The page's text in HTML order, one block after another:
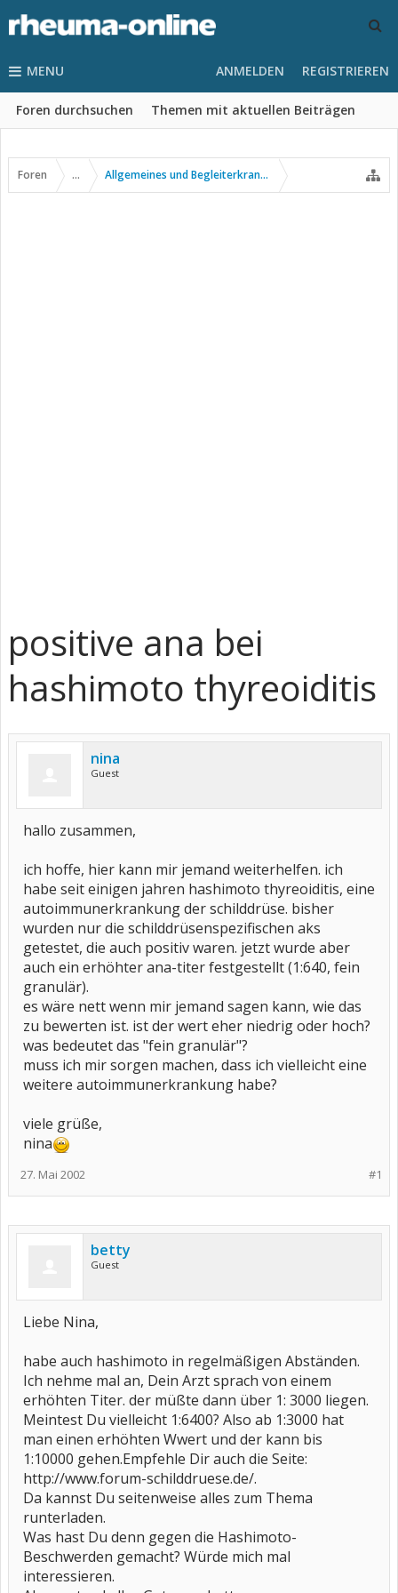
MENU
Foren durchsuchen Themen mit aktuellen Beiträgen
ANMELDEN REGISTRIEREN
Foren ... Allgemeines und Begleiterkrankungen
positive ana bei
hashimoto thyreoiditis
nina
Guest
hallo zusammen,
ich hoffe, hier kann mir jemand weiterhelfen. ich
habe seit einigen jahren hashimoto thyreoiditis, eine
autoimmunerkrankung der schilddrüse. bisher
wurden nur die schilddrüsenspezifischen aks
getestet, die auch positiv waren. jetzt wurde aber
auch ein erhöhter ana-titer festgestellt (1:640, fein
granulär).
es wäre nett wenn mir jemand sagen kann, wie das
zu bewerten ist. ist der wert eher niedrig oder hoch?
was bedeutet das "fein granulär"?
muss ich mir sorgen machen, dass ich vielleicht eine
weitere autoimmunerkrankung habe?
viele grüße,
nina
#1
27. Mai 2002
betty
Guest
Liebe Nina,
habe auch hashimoto in regelmäßigen Abständen.
Ich nehme mal an, Dein Arzt sprach von einem
erhöhten Titer. der müßte dann über 1: 3000 liegen.
Meintest Du vielleicht 1:6400? Also ab 1:3000 hat
man einen erhöhten Wwert und der kann bis
1:10000 gehen.Empfehle Dir auch die Seite:
http://www.forum-schilddruese.de/.
Da kannst Du seitenweise alles zum Thema
runterladen.
Was hast Du denn gegen die Hashimoto-
Beschwerden gemacht? Würde mich mal
interessieren.